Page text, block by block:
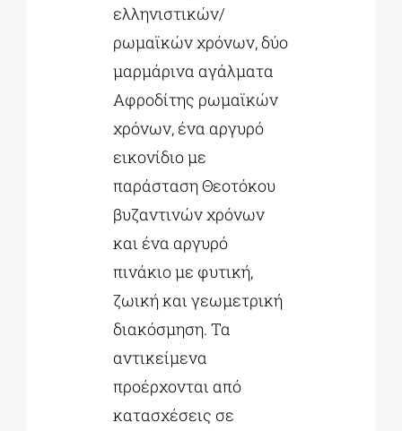
ελληνιστικών/
ρωμαϊκών χρόνων, δύο
μαρμάρινα αγάλματα
Αφροδίτης ρωμαϊκών
χρόνων, ένα αργυρό
εικονίδιο με
παράσταση Θεοτόκου
βυζαντινών χρόνων
και ένα αργυρό
πινάκιο με φυτική,
ζωική και γεωμετρική
διακόσμηση. Τα
αντικείμενα
προέρχονται από
κατασχέσεις σε